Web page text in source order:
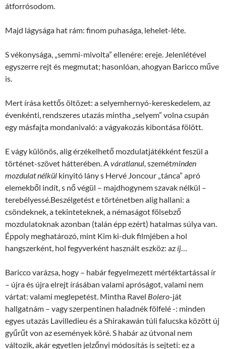
átforrósodom.
Majd lágysága hat rám: finom puhasága, lehelet-léte.
S vékonysága, „semmi-mivolta” ellenére: ereje. Jelenlétével
egyszerre rejt és megmutat; hasonlóan, ahogyan Baricco műve
is.
Mert írása kettős öltözet: a selyemhernyó-kereskedelem, az
évenkénti, rendszeres utazás mintha „selyem” volna csupán
egy másfajta mondanivaló: a vágyakozás kibontása fölött.
E vágy különös, alig érzékelhető mozdulatjátékként feszül a
történet-szövet hátterében. A váratlanul, szemétminden
mozdulat nélkül kinyitó lány s Hervé Joncour „tánca” apró
elemekből indít, s nő végül – majdhogynem szavak nélkül –
terebélyessé.Beszélgetést e történetben alig hallani: a
csöndeknek, a tekinteteknek, a némaságot fölsebző
mozdulatoknak azonban (talán épp ezért) hatalmas súlya van.
Éppoly meghatározó, mint Kim ki-duk filmjében a hol
hangszerként, hol fegyverként használt eszköz: az íj
Baricco varázsa, hogy – habár fegyelmezett mértéktartással ír
– újra és újra elrejt írásában valami apróságot, valami nem
vártat: valami meglepetést. Mintha Ravel Bolero-ját
hallgatnám – vagy szerpentinen haladnék fölfelé -: minden
egyes utazás Lavilledieu és a Shirakawán túli falucska között új
gyűrűt von az események köré. S habár az útvonal nem
változik, akár egyetlen jelzőnyi módosítás is sejteti: ez a